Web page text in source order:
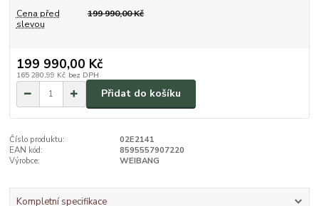
Cena před
slevou
199 990,00 Kč
199 990,00 Kč
165 280,99 Kč bez DPH
Přidat do košíku
Číslo produktu:
02E2141
EAN kód:
8595557907220
Výrobce:
WEIBANG
Kompletní specifikace